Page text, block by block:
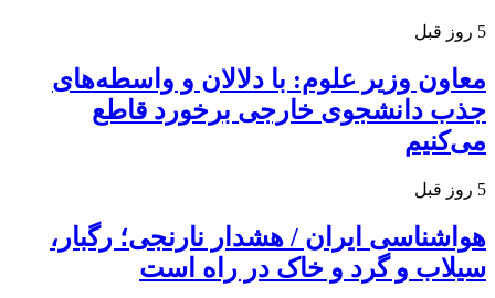
5 روز قبل
معاون وزیر علوم: با دلالان و واسطه‌های
جذب دانشجوی خارجی برخورد قاطع
می‌کنیم
5 روز قبل
هواشناسی ایران / هشدار نارنجی؛ رگبار،
سیلاب و گرد و خاک در راه است